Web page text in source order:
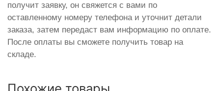
получит заявку, он свяжется с вами по
оставленному номеру телефона и уточнит детали
заказа, затем передаст вам информацию по оплате.
После оплаты вы сможете получить товар на
складе.